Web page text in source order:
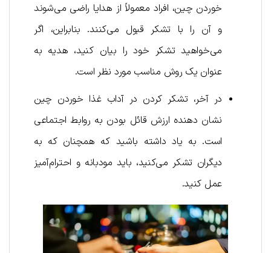
خوردن چین، افراد معمولاً از هدایا راضی می‌شوند
و آن را با تشکر قبول می‌کنند. بنابراین، اگر
می‌خواهید تشکر خود را بیان کنید، هدیه به
عنوان یک روش مناسب مورد نظر است.
در آخر، تشکر کردن در آداب غذا خوردن چین
نشان دهنده ارزش قائل بودن به روابط اجتماعی
است. به یاد داشته باشید که همچنان که به
دیگران تشکر می‌کنید، باید مودبانه و احترام‌آمیز
عمل کنید.